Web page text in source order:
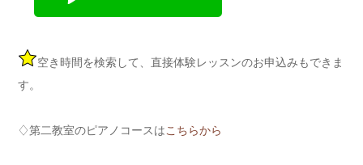
空き時間を検索して、直接体験レッスンのお申込みもできま
す。
♢第二教室のピアノコースはこちらから